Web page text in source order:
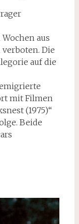
aus
Die
auf die
mit Filmen
(1975)“
Beide